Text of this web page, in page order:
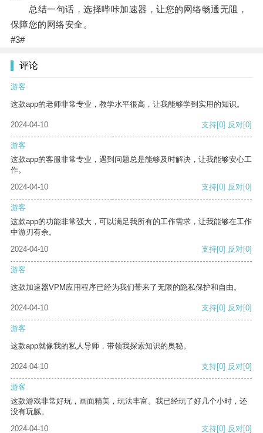
总结一句话，选择哔咔加速器，让您的网络畅通无阻，
保障您的网络安全。
#3#
评论
游客
这款app的老师非常专业，教学水平很高，让我能够学到实用的知识。
2024-04-10 支持[0] 反对[0]
游客
这款app的客服非常专业，遇到问题总是能够及时解决，让我能够安心工
作。
2024-04-10
支持[0] 反对[0]
游客
这款app的功能非常强大，可以满足我所有的工作需求，让我能够在工作
中游刃有余。
2024-04-10
支持[0] 反对[0]
游客
这款加速器VPM应用程序已经为我们带来了无限的隐私保护和自由。
2024-04-10 支持[0] 反对[0]
游客
这款app就像我的私人导师，带领我探索知识的奥秘。
2024-04-10 支持[0] 反对[0]
游客
这款游戏非常好玩，画面精美，玩法丰富。我已经玩了好几个小时，还
没有玩腻。
2024-04-10
支持[0] 反对[0]